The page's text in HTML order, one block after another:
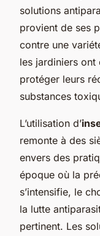
solutions
provient de ses
contre une
les jardiniers
protéger leurs
substances
L’utilisation d’
remonte à des
envers des
époque où la
s’intensifie, le
la lutte
pertinent. Les